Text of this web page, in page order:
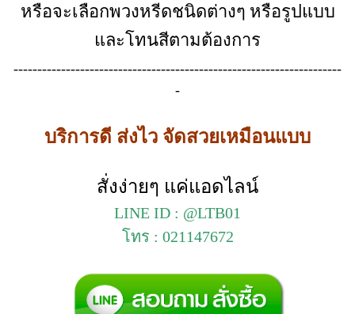
หรือจะเลือกพวงหรีดชนิดต่างๆ หรือรูปแบบ
และโทนสีตามต้องการ
---------------------------------------------------------------------
-
บริการดี ส่งไว จัดสวยเหมือนแบบ
สั่งง่ายๆ แค่แอดไลน์
LINE ID : @LTB01
โทร : 021147672